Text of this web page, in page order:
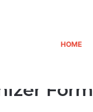
HOME
Form